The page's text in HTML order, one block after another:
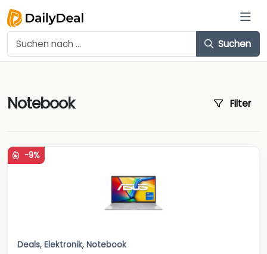
Suchen
Notebook Filter
-9%
Deals, Elektronik, Notebook